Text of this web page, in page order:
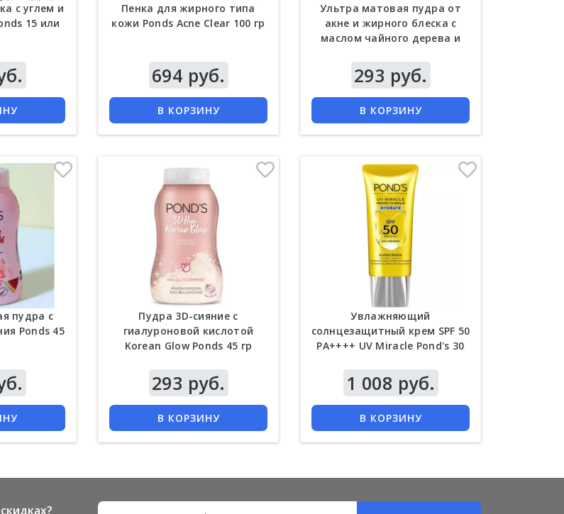
с углем и
15 или
Пенка для жирного типа
кожи Ponds Acne Сlear 100 гр
694 руб.
В КОРЗИНУ
Ультра матовая пудра от
акне и жирного блеска с
маслом чайного дерева и
293 руб.
В КОРЗИНУ
пудра с
Ponds 45
Пудра 3D-сияние с
гиалуроновой кислотой
Korean Glow Ponds 45 гр
293 руб.
В КОРЗИНУ
Увлажняющий
солнцезащитный крем SPF 50
PA++++ UV Miracle Pond's 30
1 008 руб.
В КОРЗИНУ